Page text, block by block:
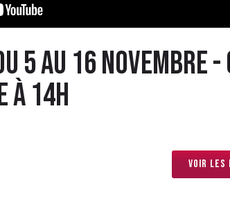
5 au 16
à 14h
Voir les